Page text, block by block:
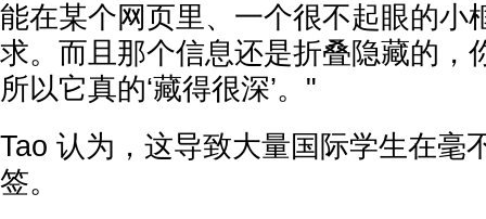
能在某个网页里、一个很不起眼的小
求。而且那个信息还是折叠隐藏的，
所以它真的‘藏得很深’。"
Tao 认为，这导致大量国际学生在毫
签。